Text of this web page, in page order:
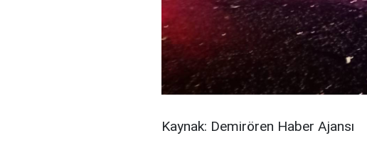
Kaynak: Demirören Haber Ajansı